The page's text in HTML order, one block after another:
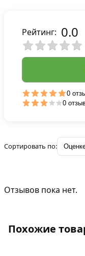
Сортировать по:
Отзывов пока нет.
Рейтинг: 0.0
0
0
Похожие